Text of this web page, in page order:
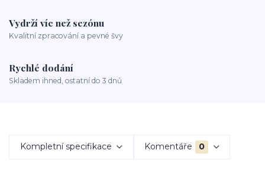
Vydrží víc než sezónu
Kvalitní zpracování a pevné švy
Rychlé dodání
Skladem ihned, ostatní do 3 dnů
Kompletní specifikace Komentáře 0